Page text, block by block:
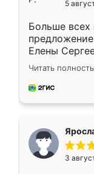
5
Больше всех
Елены
короткие
для замера
предложил
Читать
3